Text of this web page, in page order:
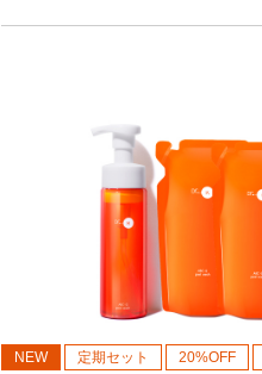
NEW 定期セット 20%OFF